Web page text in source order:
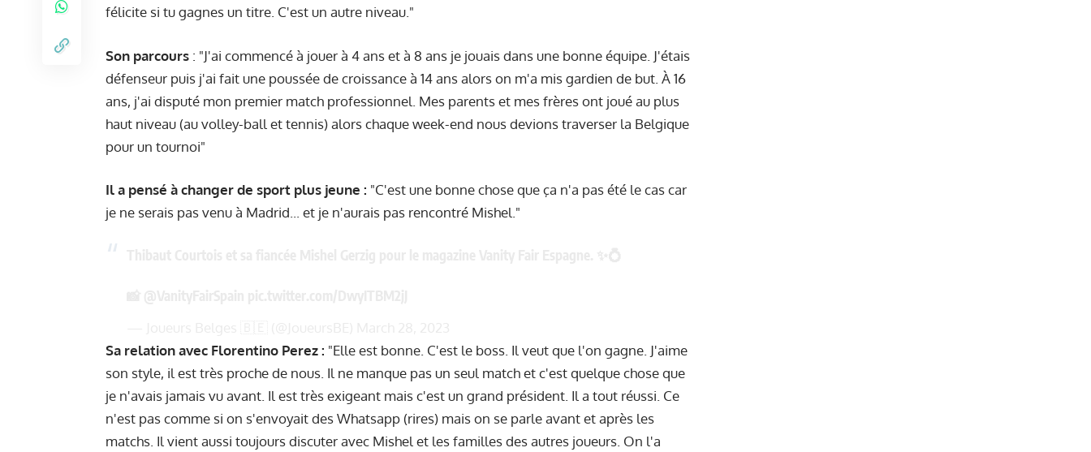
félicite si tu gagnes un titre. C'est un autre niveau."
Son parcours : "J'ai commencé à jouer à 4 ans et à 8 ans je jouais dans une bonne équipe. J'étais
défenseur puis j'ai fait une poussée de croissance à 14 ans alors on m'a mis gardien de but. À 16
ans, j'ai disputé mon premier match professionnel. Mes parents et mes frères ont joué au plus
haut niveau (au volley-ball et tennis) alors chaque week-end nous devions traverser la Belgique
pour un tournoi"
Il a pensé à changer de sport plus jeune : "C'est une bonne chose que ça n'a pas été le cas car
je ne serais pas venu à Madrid... et je n'aurais pas rencontré Mishel."
Sa relation avec Florentino Perez : "Elle est bonne. C'est le boss. Il veut que l'on gagne. J'aime
son style, il est très proche de nous. Il ne manque pas un seul match et c'est quelque chose que
je n'avais jamais vu avant. Il est très exigeant mais c'est un grand président. Il a tout réussi. Ce
n'est pas comme si on s'envoyait des Whatsapp (rires) mais on se parle avant et après les
matchs. Il vient aussi toujours discuter avec Mishel et les familles des autres joueurs. On l'a